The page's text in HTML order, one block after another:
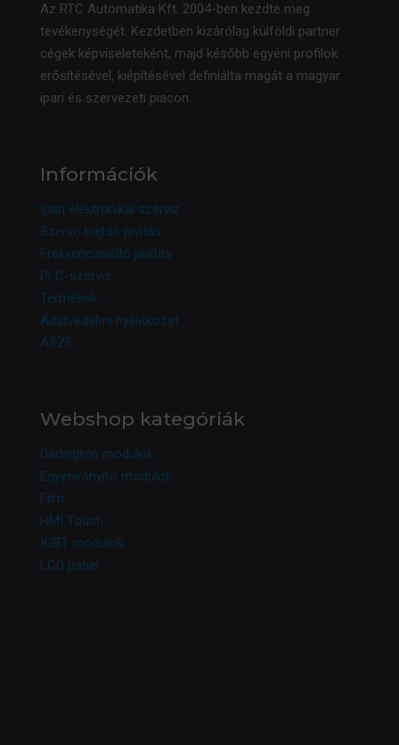
Az RTC Automatika Kft. 2004-ben kezdte meg
tevékenységét. Kezdetben kizárólag külföldi partner
cégek képviseleteként, majd később egyéni profilok
erősítésével, kiépítésével definiálta magát a magyar
ipari és szervezeti piacon.
Információk
Ipari elektronikai szerviz
Szervo hajtás javítás
Frekvenciaváltó javítás
PLC-szerviz
Termékek
Adatvédelmi nyilatkozat
ÁSZF
Webshop kategóriák
Darlington modulok
Egyenirányító modulok
Film
HMI Touch
IGBT modulok
LCD panel